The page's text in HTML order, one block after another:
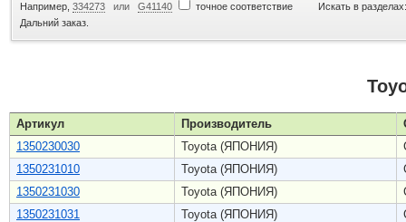
Например, 334273 или G41140 точное соответствие
Искать в разделах:
Дальний заказ.
Артикул Производитель
1350230030
Toyota (ЯПОНИЯ)
1350231010
Toyota (ЯПОНИЯ)
1350231030
Toyota (ЯПОНИЯ)
1350231031
Toyota (ЯПОНИЯ)